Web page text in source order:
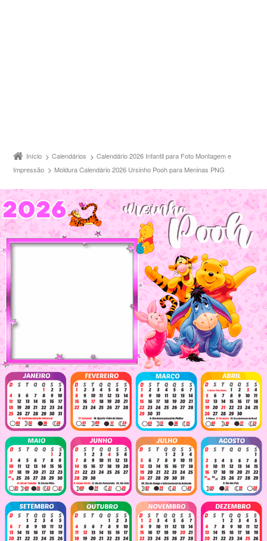
Início Calendários
Calendário 2026 Infantil para Foto Montagem e
Impressão
Moldura Calendário 2026 Ursinho Pooh para Meninas PNG